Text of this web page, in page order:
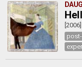
[2006]